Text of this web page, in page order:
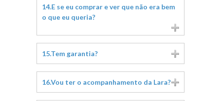
14.E se eu comprar e ver que não era bem
o que eu queria?
15.Tem garantia?
16.Vou ter o acompanhamento da Lara?